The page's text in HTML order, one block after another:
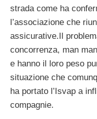
strada come ha
l’associazione che
assicurative.Il
concorrenza, man
e hanno il loro peso
situazione che
ha portato l’Isvap a
compagnie.